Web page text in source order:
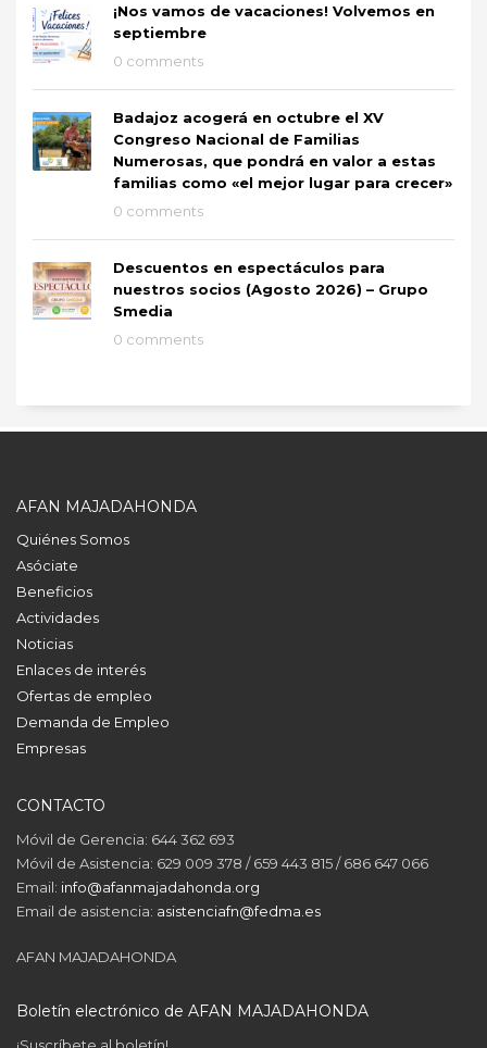
¡Nos vamos de vacaciones! Volvemos en
septiembre
0 comments
Badajoz acogerá en octubre el XV
Congreso Nacional de Familias
Numerosas, que pondrá en valor a estas
familias como «el mejor lugar para crecer»
0 comments
Descuentos en espectáculos para
nuestros socios (Agosto 2026) – Grupo
Smedia
0 comments
AFAN MAJADAHONDA
Quiénes Somos
Asóciate
Beneficios
Actividades
Noticias
Enlaces de interés
Ofertas de empleo
Demanda de Empleo
Empresas
CONTACTO
Móvil de Gerencia: 644 362 693
Móvil de Asistencia: 629 009 378 / 659 443 815 / 686 647 066
Email: info@afanmajadahonda.org
Email de asistencia: asistenciafn@fedma.es
AFAN MAJADAHONDA
Boletín electrónico de AFAN MAJADAHONDA
¡Suscríbete al boletín!